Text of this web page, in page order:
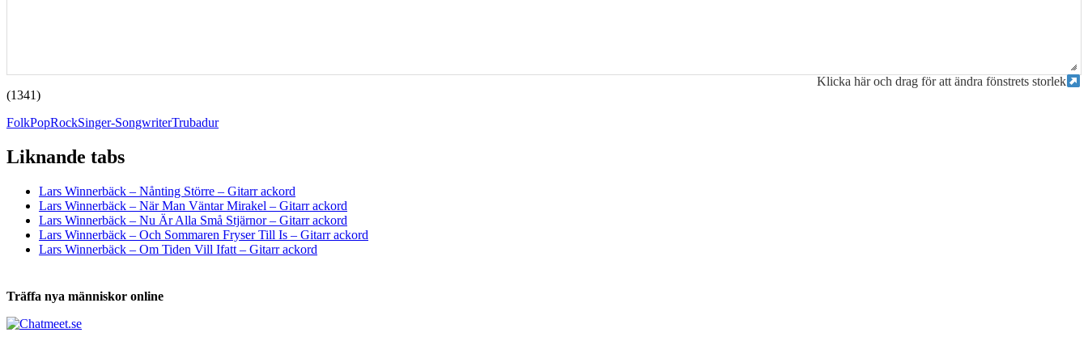
Klicka här och drag för att ändra fönstrets storlek
(1341)
FolkPopRockSinger-SongwriterTrubadur
Liknande tabs
Lars Winnerbäck – Nånting Större – Gitarr ackord
Lars Winnerbäck – När Man Väntar Mirakel – Gitarr ackord
Lars Winnerbäck – Nu Är Alla Små Stjärnor – Gitarr ackord
Lars Winnerbäck – Och Sommaren Fryser Till Is – Gitarr ackord
Lars Winnerbäck – Om Tiden Vill Ifatt – Gitarr ackord
Träffa nya människor online